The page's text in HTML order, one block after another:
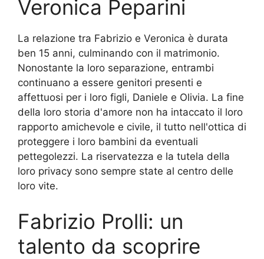
Veronica Peparini
La relazione tra Fabrizio e Veronica è durata
ben 15 anni, culminando con il matrimonio.
Nonostante la loro separazione, entrambi
continuano a essere genitori presenti e
affettuosi per i loro figli, Daniele e Olivia. La fine
della loro storia d'amore non ha intaccato il loro
rapporto amichevole e civile, il tutto nell'ottica di
proteggere i loro bambini da eventuali
pettegolezzi. La riservatezza e la tutela della
loro privacy sono sempre state al centro delle
loro vite.
Fabrizio Prolli: un
talento da scoprire